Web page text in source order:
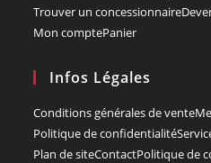
Trouver un concessionnaire
Mon comptePanier
Infos Légales
Conditions générales de vente
Politique de confidentialité
Plan de siteContactPolitique de